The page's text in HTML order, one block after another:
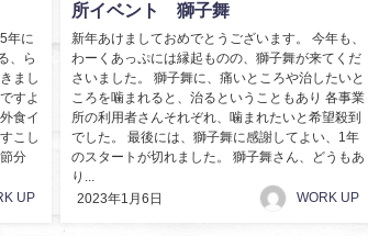
年に
、ら
まし
すよ
食イ
こし
分
UP
所イベント 獅子舞
新年あけましておめでとうございます。 今年も、
わーくあっぷには縁起ものの、獅子舞が来てくだ
さいました。 獅子舞に、痛いところや治したいと
ころを噛まれると、治るということもあり 各事業
所の利用者さんそれぞれ、噛まれたいと希望殺到
でした。 最後には、獅子舞に感謝してよい、1年
のスタートが切れました。 獅子舞さん、どうもあ
り...
2023年1月6日
WORK UP